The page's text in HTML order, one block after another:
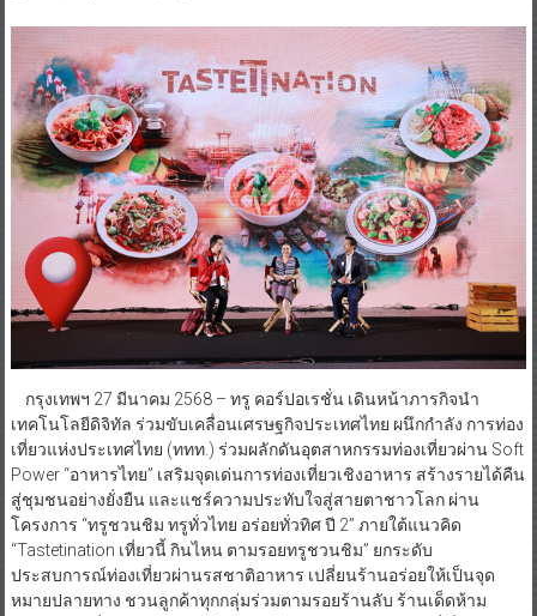
กรุงเทพฯ 27 มีนาคม 2568 – ทรู คอร์ปอเรชั่น เดินหน้าภารกิจนำ
เทคโนโลยีดิจิทัล ร่วมขับเคลื่อนเศรษฐกิจประเทศไทย ผนึกกำลัง การท่อง
เที่ยวแห่งประเทศไทย (ททท.) ร่วมผลักดันอุตสาหกรรมท่องเที่ยวผ่าน Soft
Power “อาหารไทย” เสริมจุดเด่นการท่องเที่ยวเชิงอาหาร สร้างรายได้คืน
สู่ชุมชนอย่างยั่งยืน และแชร์ความประทับใจสู่สายตาชาวโลก ผ่าน
โครงการ “ทรูชวนชิม ทรูทั่วไทย อร่อยทั่วทิศ ปี 2” ภายใต้แนวคิด
“Tastetination เที่ยวนี้ กินไหน ตามรอยทรูชวนชิม” ยกระดับ
ประสบการณ์ท่องเที่ยวผ่านรสชาติอาหาร เปลี่ยนร้านอร่อยให้เป็นจุด
หมายปลายทาง ชวนลูกค้าทุกกลุ่มร่วมตามรอยร้านลับ ร้านเด็ดห้าม